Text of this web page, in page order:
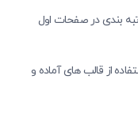
بندی در صفحات اول
از قالب های آماده و